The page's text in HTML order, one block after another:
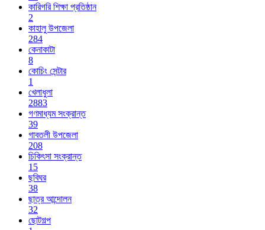
কারিগরি শিক্ষা প্রতিষ্ঠান
2
কাহালু উপজেলা
284
কেনাকাটা
8
কোচিং সেন্টার
1
খেলাধুলা
2883
গণমাধ্যম সংক্রান্ত
39
গাবতলী উপজেলা
208
চিকিৎসা সংক্রান্ত
15
ছবিঘর
38
ছাত্র আন্দোলন
32
ছোটগল্প